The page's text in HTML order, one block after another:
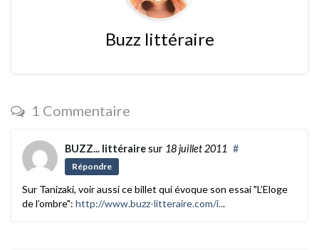
Buzz littéraire
1 Commentaire
BUZZ... littérairesur 18 juillet 2011 #
Répondre
Sur Tanizaki, voir aussi ce billet qui évoque son essai "L’Eloge
de l’ombre": http://www.buzz-litteraire.com/i...